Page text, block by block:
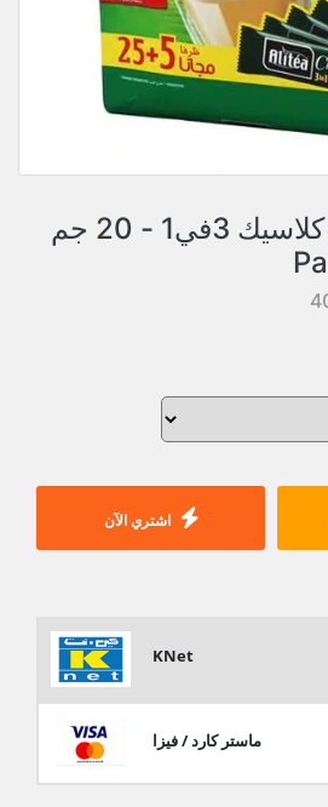
شاي علي كرك كلاسيك 3في1 - 20 جم
اشتري الآن
KNet
ماستر كارد / فيزا